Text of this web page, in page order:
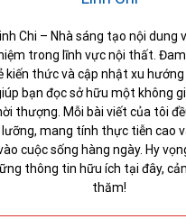
Chi – Nhà sáng tạo nội dung
trong lĩnh vực nội thất.
kiến thức và cập nhật xu
bạn đọc sở hữu một không
thượng. Mỗi bài viết của tôi
mang tính thực tiễn cao
cuộc sống hàng ngày. Hy
thông tin hữu ích tại đây,
thăm!